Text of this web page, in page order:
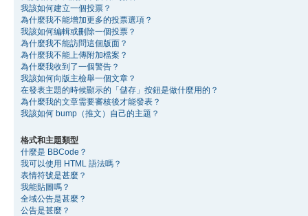
我該如何建立一個投票？
為什麼我不能增加更多的投票選項？
我該如何編輯或刪除一個投票？
為什麼我不能訪問這個版面？
為什麼我不能上傳附加檔案？
為什麼我收到了一個警告？
我該如何向版主檢舉一個文章？
在發表主題的時候顯示的「儲存」按鈕是做什麼用的？
為什麼我的文章需要審核後才能發表？
我該如何 bump（推文）自己的主題？
格式和主題類型
什麼是 BBCode？
我可以使用 HTML 語法嗎？
表情符號是甚麼？
我能貼圖嗎？
全域公告是甚麼？
公告是甚麼？